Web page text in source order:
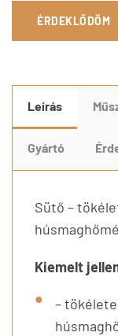
ÉRDEKLŐDÖM
Leírás
Gyártó
Sütő –
Kiemelt
–